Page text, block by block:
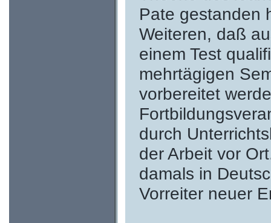
Pate gestanden
Weiteren, daß
einem Test
mehrtägigen
vorbereitet
durch
der Arbeit vor
damals in
Vorreiter neuer